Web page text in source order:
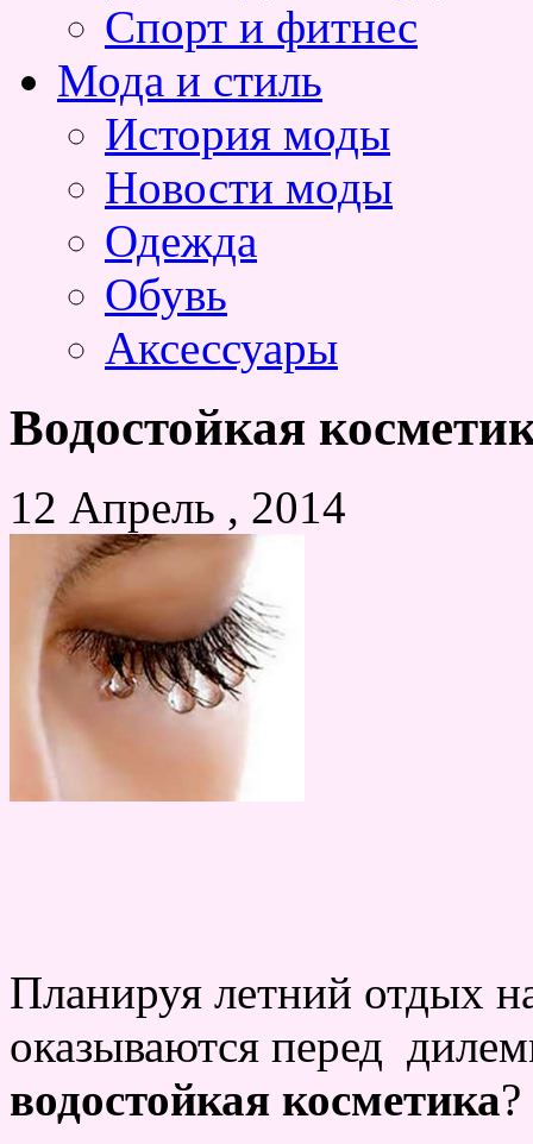
Спорт и фитнес
Мода и стиль
История моды
Новости моды
Одежда
Обувь
Аксессуары
Водостойкая
12 Апрель , 2014
Планируя летний отдых
оказываются перед
водостойкая косметика?